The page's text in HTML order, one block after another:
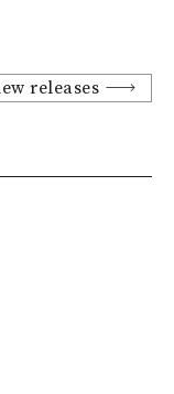
releases